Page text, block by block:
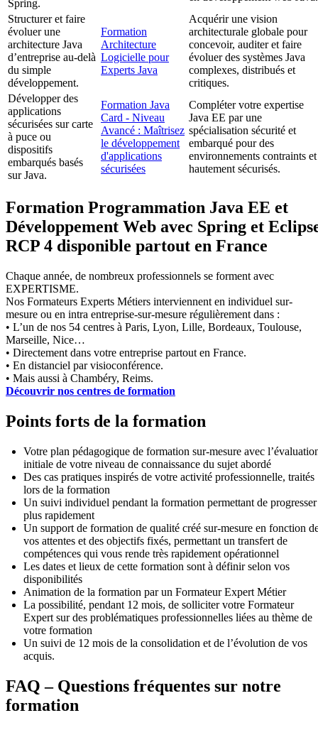
Spring.
Structurer et faire
évoluer une
architecture Java
d’entreprise au-delà
du simple
développement.
Formation
Architecture
Logicielle pour
Experts Java
Acquérir une vision
architecturale globale pour
concevoir, auditer et faire
évoluer des systèmes Java
complexes, distribués et
critiques.
Développer des
applications
sécurisées sur carte
à puce ou
dispositifs
embarqués basés
sur Java.
Formation Java
Card - Niveau
Avancé : Maîtrisez
le développement
d'applications
sécurisées
Compléter votre expertise
Java EE par une
spécialisation sécurité et
embarqué pour des
environnements contraints et
hautement sécurisés.
Formation Programmation Java EE et
Développement Web avec Spring et
RCP 4 disponible partout en France
Chaque année, de nombreux professionnels se forment avec
EXPERTISME.
Nos Formateurs Experts Métiers interviennent en individuel sur-
mesure ou en intra entreprise-sur-mesure régulièrement dans :
• L’un de nos 54 centres à Paris, Lyon, Lille, Bordeaux, Toulouse,
Marseille, Nice…
• Directement dans votre entreprise partout en France.
• En distanciel par visioconférence.
• Mais aussi à Chambéry, Reims.
Découvrir nos centres de formation
Points forts de la formation
Votre plan pédagogique de formation sur-mesure avec
initiale de votre niveau de connaissance du sujet abordé
Des cas pratiques inspirés de votre activité professionnelle, traités
lors de la formation
Un suivi individuel pendant la formation permettant de progresser
plus rapidement
Un support de formation de qualité créé sur-mesure en fonction
vos attentes et des objectifs fixés, permettant un transfert de
compétences qui vous rende très rapidement opérationnel
Les dates et lieux de cette formation sont à définir selon vos
disponibilités
Animation de la formation par un Formateur Expert Métier
La possibilité, pendant 12 mois, de solliciter votre Formateur
Expert sur des problématiques professionnelles liées au thème de
votre formation
Un suivi de 12 mois de la consolidation et de l’évolution de vos
acquis.
FAQ – Questions fréquentes sur notre
formation